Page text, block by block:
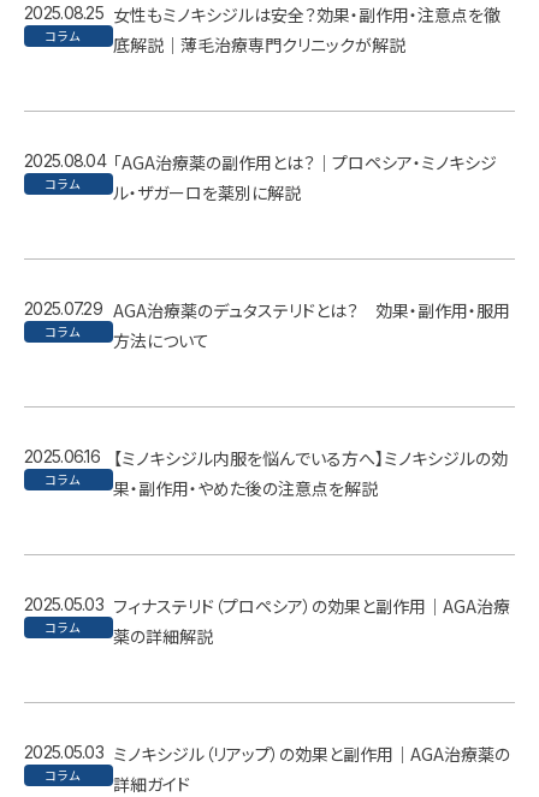
2025.08.25
コラム
女性もミノキシジルは安全？効果・副作用・注意点を徹
底解説｜薄毛治療専門クリニックが解説
2025.08.04
コラム
「AGA治療薬の副作用とは？｜プロペシア・ミノキシジ
ル・ザガーロを薬別に解説
2025.07.29
コラム
AGA治療薬のデュタステリドとは？ 効果・副作用・服用
方法について
2025.06.16
コラム
【ミノキシジル内服を悩んでいる方へ】ミノキシジルの効
果・副作用・やめた後の注意点を解説
2025.05.03
コラム
フィナステリド（プロペシア）の効果と副作用｜AGA治療
薬の詳細解説
2025.05.03
コラム
ミノキシジル（リアップ）の効果と副作用｜AGA治療薬の
詳細ガイド